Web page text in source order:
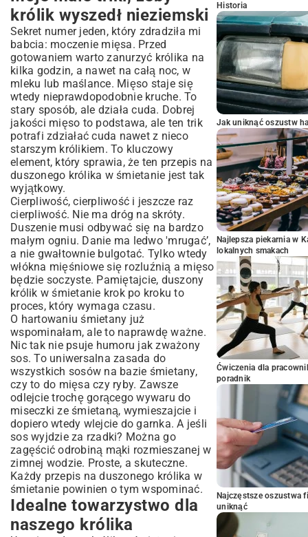
królik wyszedł nieziemski
Sekret numer jeden, który zdradziła mi
babcia: moczenie mięsa. Przed
gotowaniem warto zanurzyć królika na
kilka godzin, a nawet na całą noc, w
mleku lub maślance. Mięso staje się
wtedy nieprawdopodobnie kruche. To
stary sposób, ale działa cuda. Dobrej
jakości mięso to podstawa, ale ten trik
potrafi zdziałać cuda nawet z nieco
starszym królikiem. To kluczowy
element, który sprawia, że ten przepis na
duszonego królika w śmietanie jest tak
wyjątkowy.
Cierpliwość, cierpliwość i jeszcze raz
cierpliwość. Nie ma dróg na skróty.
Duszenie musi odbywać się na bardzo
małym ogniu. Danie ma ledwo 'mrugać’,
a nie gwałtownie bulgotać. Tylko wtedy
włókna mięśniowe się rozluźnią a mięso
będzie soczyste. Pamiętajcie, duszony
królik w śmietanie krok po kroku to
proces, który wymaga czasu.
O hartowaniu śmietany już
wspominałam, ale to naprawdę ważne.
Nic tak nie psuje humoru jak zważony
sos. To uniwersalna zasada do
wszystkich sosów na bazie śmietany,
czy to do mięsa czy ryby. Zawsze
odlejcie trochę gorącego wywaru do
miseczki ze śmietaną, wymieszajcie i
dopiero wtedy wlejcie do garnka. A jeśli
sos wyjdzie za rzadki? Można go
zagęścić odrobiną mąki rozmieszanej w
zimnej wodzie. Proste, a skuteczne.
Każdy przepis na duszonego królika w
śmietanie powinien o tym wspominać.
Idealne towarzystwo dla
naszego królika
Historia
Jak uniknąć oszustw
Najlepsza piekarnia w
lokalnych smakach
Ćwiczenia dla
poradnik
Najczęstsze oszustwa
uniknąć